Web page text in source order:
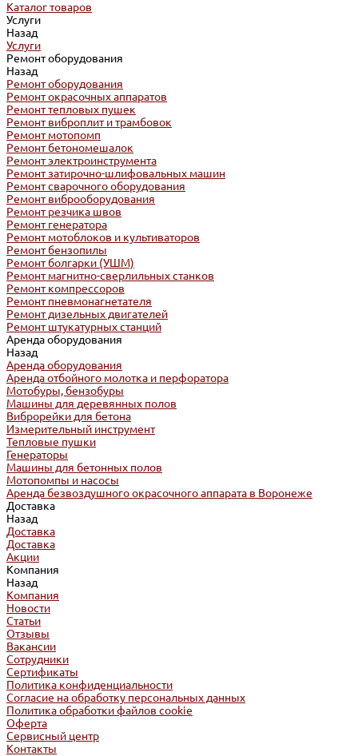
Каталог товаров
Услуги
Назад
Услуги
Ремонт оборудования
Назад
Ремонт оборудования
Ремонт окрасочных аппаратов
Ремонт тепловых пушек
Ремонт виброплит и трамбовок
Ремонт мотопомп
Ремонт бетономешалок
Ремонт электроинструмента
Ремонт затирочно-шлифовальных машин
Ремонт сварочного оборудования
Ремонт виброоборудования
Ремонт резчика швов
Ремонт генератора
Ремонт мотоблоков и культиваторов
Ремонт бензопилы
Ремонт болгарки (УШМ)
Ремонт магнитно-сверлильных станков
Ремонт компрессоров
Ремонт пневмонагнетателя
Ремонт дизельных двигателей
Ремонт штукатурных станций
Аренда оборудования
Назад
Аренда оборудования
Аренда отбойного молотка и перфоратора
Мотобуры, бензобуры
Машины для деревянных полов
Виброрейки для бетона
Измерительный инструмент
Тепловые пушки
Генераторы
Машины для бетонных полов
Мотопомпы и насосы
Аренда безвоздушного окрасочного аппарата в Воронеже
Доставка
Назад
Доставка
Доставка
Акции
Компания
Назад
Компания
Новости
Статьи
Отзывы
Вакансии
Сотрудники
Сертификаты
Политика конфиденциальности
Согласие на обработку персональных данных
Политика обработки файлов cookie
Оферта
Сервисный центр
Контакты